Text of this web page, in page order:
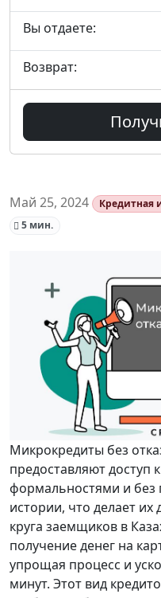
Вы отдаете:
Возврат:
Май 25, 2024 Кредитная
5 мин.
Микрокредиты без
предоставляют
формальностями и без
истории, что делает
круга заемщиков в
получение денег на
упрощая процесс и
минут. Этот вид